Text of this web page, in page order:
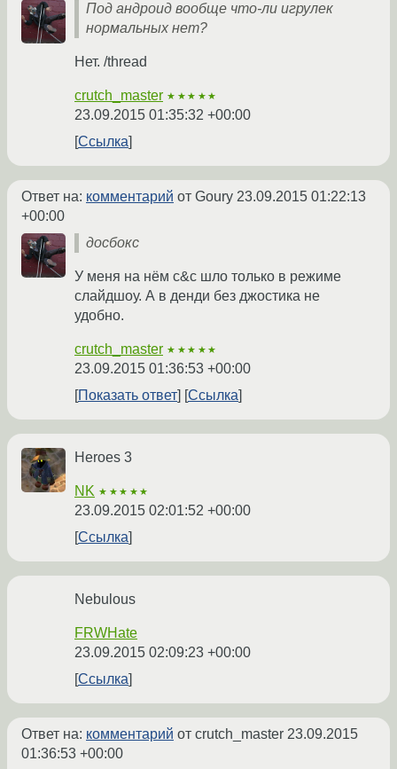
Под андроид вообще что-ли игрулек
нормальных нет?
Нет. /thread
crutch_master ★★★★★
23.09.2015 01:35:32 +00:00
Ссылка
Ответ на: комментарий от Goury 23.09.2015 01:22:13
+00:00
досбокс
У меня на нём c&c шло только в режиме
слайдшоу. А в денди без джостика не
удобно.
crutch_master ★★★★★
23.09.2015 01:36:53 +00:00
Показать ответ
Ссылка
Heroes 3
NK ★★★★★
23.09.2015 02:01:52 +00:00
Ссылка
Nebulous
FRWHate
23.09.2015 02:09:23 +00:00
Ссылка
Ответ на: комментарий от crutch_master 23.09.2015
01:36:53 +00:00